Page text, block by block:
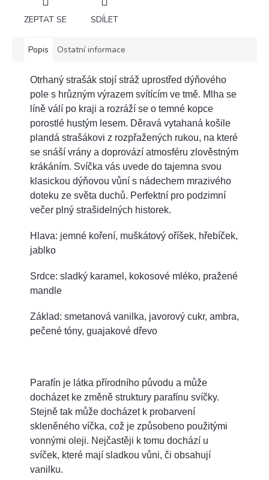
ZEPTAT SE SDÍLET
Popis Ostatní informace
Otrhaný strašák stojí stráž uprostřed dýňového
pole s hrůzným výrazem svítícím ve tmě. Mlha se
líně válí po kraji a rozráží se o temné kopce
porostlé hustým lesem. Děravá vytahaná košile
plandá strašákovi z rozpřažených rukou, na které
se snáší vrány a doprovází atmosféru zlověstným
krákáním. Svíčka vás uvede do tajemna svou
klasickou dýňovou vůní s nádechem mrazivého
doteku ze světa duchů. Perfektní pro podzimní
večer plný strašidelných historek.
Hlava: jemné koření, muškátový oříšek, hřebíček,
jablko
Srdce: sladký karamel, kokosové mléko, pražené
mandle
Základ: smetanová vanilka, javorový cukr, ambra,
pečené tóny, guajakové dřevo
Parafín je látka přírodního původu a může
docházet ke změně struktury parafínu svíčky.
Stejně tak může docházet k probarvení
skleněného víčka, což je způsobeno použitými
vonnými oleji. Nejčastěji k tomu dochází u
svíček, které mají sladkou vůni, či obsahují
vanilku.